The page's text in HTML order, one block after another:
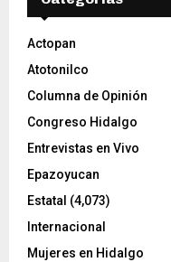
e
o
Actopan
Atotonilco
Columna de Opinión
Congreso Hidalgo
Entrevistas en Vivo
Epazoyucan
Estatal (4,073)
Internacional
Mujeres en Hidalgo